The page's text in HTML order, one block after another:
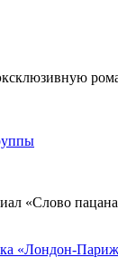
«Слово
«Лондон-